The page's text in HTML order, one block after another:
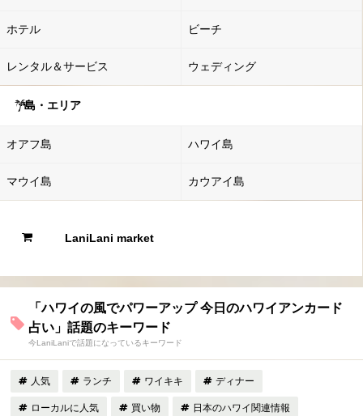
ホテル ビーチ
レンタル＆サービス ウェディング
島・エリア
オアフ島 ハワイ島
マウイ島 カウアイ島
LaniLani market
「ハワイの風でパワーアップ 今日のハワイアンカード
占い」話題のキーワード
今LaniLaniで話題になっているキーワード
人気 ランチ ワイキキ ディナー
ローカルに人気 買い物 日本のハワイ関連情報